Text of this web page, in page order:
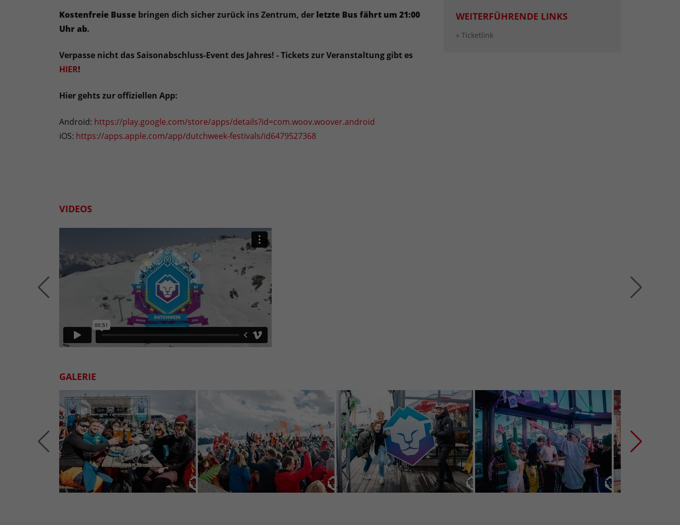
Kostenfreie Busse bringen dich sicher zurück ins Zentrum, der letzte Bus fährt um 21:00
Uhr ab.
Verpasse nicht das Saisonabschluss-Event des Jahres! - Tickets zur Veranstaltung gibt es
HIER!
Hier gehts zur offiziellen App:
Android: https://play.google.com/store/apps/details?id=com.woov.woover.android
iOS: https://apps.apple.com/app/dutchweek-festivals/id6479527368
WEITERFÜHRENDE LINKS
» Ticketlink
VIDEOS
GALERIE